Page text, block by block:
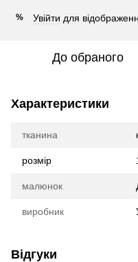
% Увійти для
До обраного
Характеристики
тканина
розмір
малюнок
виробник
Відгуки